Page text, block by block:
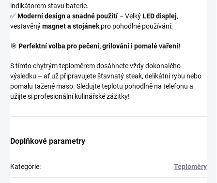
indikátorem stavu baterie.
✅Moderní design a snadné použití– VelkýLED displej,
vestavěnýmagnet a stojánek pro pohodlné používání.
🎯 Perfektní volba pro pečení, grilování i pomalé vaření!
S tímto chytrým teploměrem dosáhnete vždy dokonalého
výsledku – ať už připravujete šťavnatý steak, delikátní rybu nebo
pomalu tažené maso. Sledujte teplotu pohodlně na telefonu a
užijte si profesionální kulinářské zážitky!
Doplňkové parametry
Kategorie: Teploměry